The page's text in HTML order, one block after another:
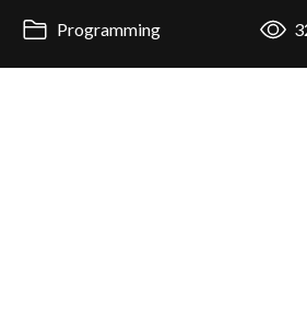
Programming